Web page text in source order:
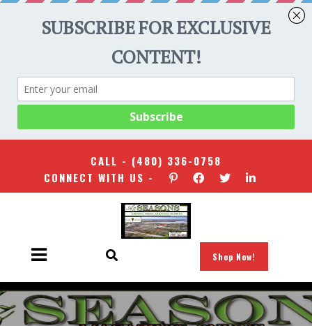
CALL - (480) 336-0758
CONNECT WITH US -
Shop Now!